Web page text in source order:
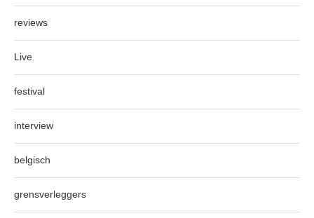
reviews
Live
festival
interview
belgisch
grensverleggers